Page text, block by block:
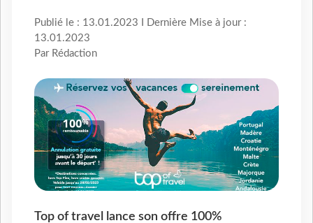
Publié le : 13.01.2023 I Dernière Mise à jour :
13.01.2023
Par Rédaction
Top of travel lance son offre 100%